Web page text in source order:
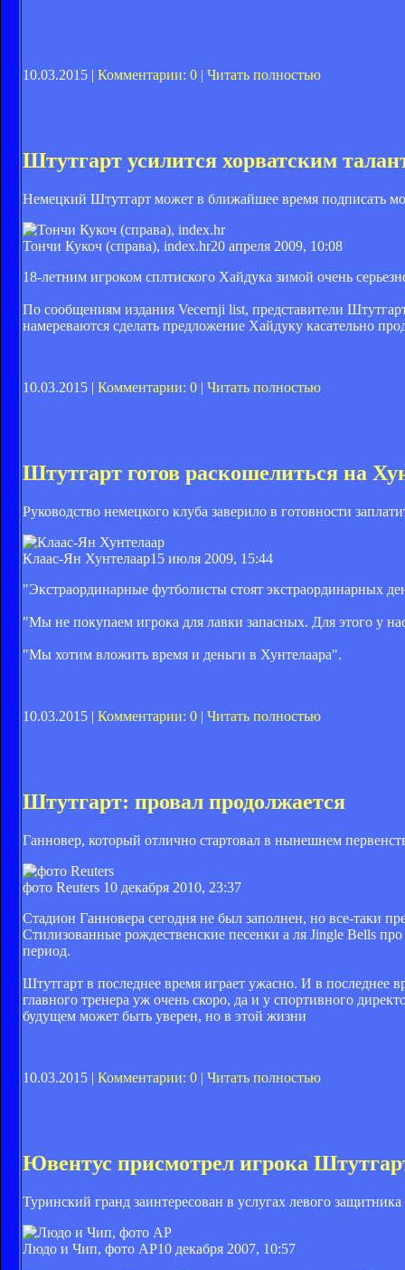
10.03.2015 | Комментарии: 0 Читать полностью
Штутгарт усилится хорватским
Немецкий Штутгарт может в ближайшее время подписать
Тончи Кукоч (справа), index.hr20 апреля 2009, 10:08
18-летним игроком сплтиского Хайдука зимой очень
По сообщениям издания Vecernji list, представители
намереваются сделать предложение Хайдуку касательно
10.03.2015 | Комментарии: 0 | Читать полностью
Штутгарт готов раскошелиться на
Руководство немецкого клуба заверило в готовности
Клаас-Ян Хунтелаар15 июля 2009, 15:44
"Экстраординарные футболисты стоят экстраординарных
"Мы не покупаем игрока для лавки запасных. Для этого у
"Мы хотим вложить время и деньги в Хунтелаара".
10.03.2015 | Комментарии: 0 | Читать полностью
Штутгарт: провал продолжается
Ганновер, который отлично стартовал в нынешнем
фото Reuters 10 декабря 2010, 23:37
Стадион Ганновера сегодня не был заполнен, но все-таки
Стилизованные рождественские песенки а ля Jingle Bells
период.
Штутгарт в последнее время играет ужасно. И в последнее
главного тренера уж очень скоро, да и у спортивного
будущем может быть уверен, но в этой жизни
10.03.2015 | Комментарии: 0 | Читать полностью
Ювентус присмотрел игрока
Туринский гранд заинтересован в услугах левого
Людо и Чип, фото AP10 декабря 2007, 10:57